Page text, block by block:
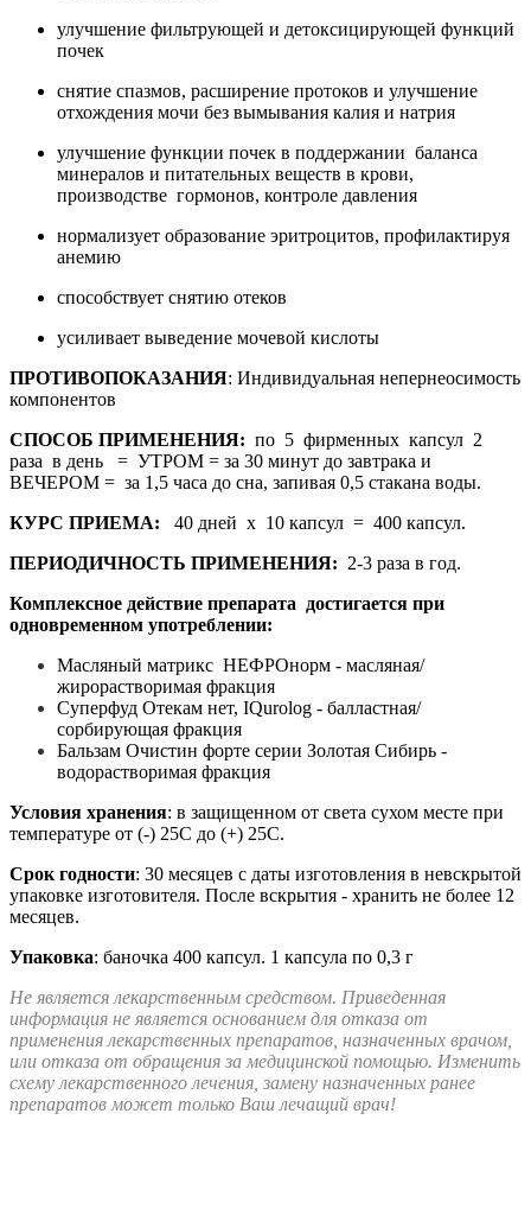
улучшение фильтрующей и детоксицирующей функций
почек
снятие спазмов, расширение протоков и улучшение
отхождения мочи без вымывания калия и натрия
улучшение функции почек в поддержании баланса
минералов и питательных веществ в крови,
производстве гормонов, контроле давления
нормализует образование эритроцитов, профилактируя
анемию
способствует снятию отеков
усиливает выведение мочевой кислоты
ПРОТИВОПОКАЗАНИЯ: Индивидуальная непернеосимость
компонентов
СПОСОБ ПРИМЕНЕНИЯ: по 5 фирменных капсул 2
раза в день = УТРОМ = за 30 минут до завтрака и
ВЕЧЕРОМ = за 1,5 часа до сна, запивая 0,5 стакана воды.
КУРС ПРИЕМА:
40 дней х 10 капсул = 400 капсул.
ПЕРИОДИЧНОСТЬ ПРИМЕНЕНИЯ: 2-3 раза в год.
Комплексное действие препарата достигается при
одновременном употреблении:
Масляный матрикc НЕФРОнорм - масляная/
жирорастворимая фракция
Суперфуд Отекам нет, IQurolog - балластная/
сорбирующая фракция
Бальзам Очистин форте серии Золотая Сибирь -
водорастворимая фракция
Условия хранения: в защищенном от света сухом месте при
температуре от (-) 25С до (+) 25С.
Срок годности: 30 месяцев с даты изготовления в невскрытой
упаковке изготовителя. После вскрытия - хранить не более 12
месяцев.
Упаковка: баночка 400 капсул. 1 капсула по 0,3 г
Не является лекарственным средством. Приведенная
информация не является основанием для отказа от
применения лекарственных препаратов, назначенных врачом,
или отказа от обращения за медицинской помощью. Изменить
схему лекарственного лечения, замену назначенных ранее
препаратов может только Ваш лечащий врач!